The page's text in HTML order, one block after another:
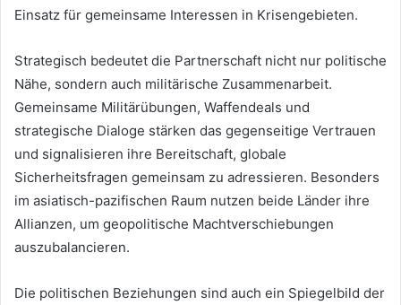
Einsatz für gemeinsame Interessen in Krisengebieten.
Strategisch bedeutet die Partnerschaft nicht nur politische
Nähe, sondern auch militärische Zusammenarbeit.
Gemeinsame Militärübungen, Waffendeals und
strategische Dialoge stärken das gegenseitige Vertrauen
und signalisieren ihre Bereitschaft, globale
Sicherheitsfragen gemeinsam zu adressieren. Besonders
im asiatisch-pazifischen Raum nutzen beide Länder ihre
Allianzen, um geopolitische Machtverschiebungen
auszubalancieren.
Die politischen Beziehungen sind auch ein Spiegelbild der